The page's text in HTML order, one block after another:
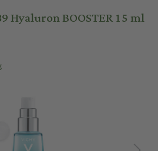
Hyaluron BOOSTER 15 ml